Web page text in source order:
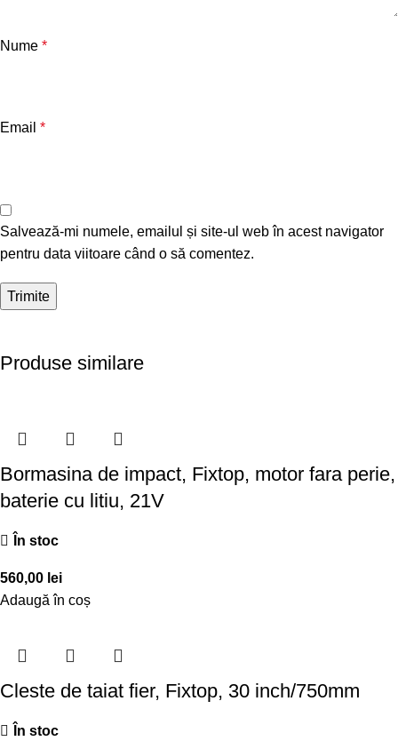
Nume *
Email *
Salvează-mi numele, emailul și site-ul web în acest navigator
pentru data viitoare când o să comentez.
Produse similare
Bormasina de impact, Fixtop, motor fara perie,
baterie cu litiu, 21V
În stoc
560,00 lei
Adaugă în coș
Cleste de taiat fier, Fixtop, 30 inch/750mm
În stoc